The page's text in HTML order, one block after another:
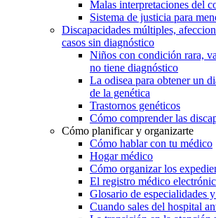
Malas interpretaciones del
Sistema de justicia para
Discapacidades múltiples,
casos sin diagnóstico
Niños con condición rara,
no tiene diagnóstico
La odisea para obtener un
de la genética
Trastornos genéticos
Cómo comprender las
Cómo planificar y organizarte
Cómo hablar con tu médico
Hogar médico
Cómo organizar los
El registro médico
Glosario de especialidades
Cuando sales del hospital